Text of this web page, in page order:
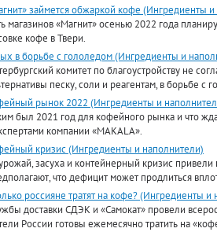
займется обжаркой кофе (Ингредиенты
магазинов «Магнит» осенью 2022 года
кофе в Твери.
в борьбе с гололедом (Ингредиенты и
комитет по благоустройству не
песку, соли и реагентам, в борьбе с
рынок 2022 (Ингредиенты и
был 2021 год для кофейного рынка и что
компании «MAKALA».
кризис (Ингредиенты и наполнители)
засуха и контейнерный кризис
что дефицит может продлиться
россияне тратят на кофе? (Ингредиенты и
доставки СДЭК и «Самокат» провели
России готовы ежемесячно тратить на